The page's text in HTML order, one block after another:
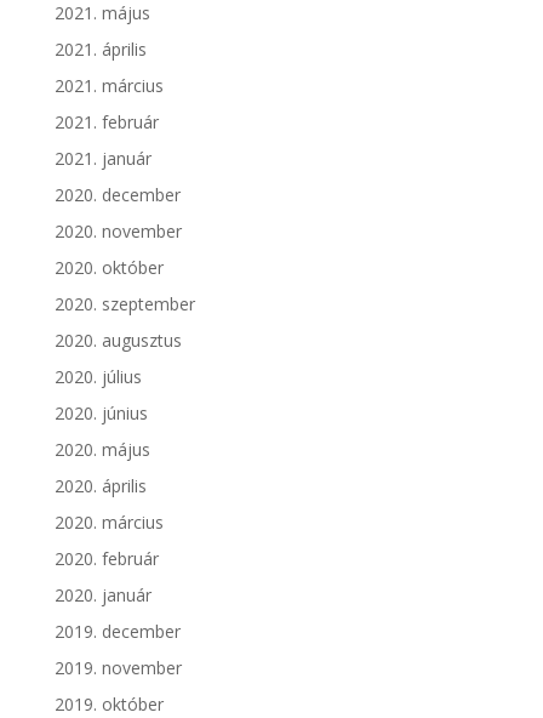
2021. május
2021. április
2021. március
2021. február
2021. január
2020. december
2020. november
2020. október
2020. szeptember
2020. augusztus
2020. július
2020. június
2020. május
2020. április
2020. március
2020. február
2020. január
2019. december
2019. november
2019. október